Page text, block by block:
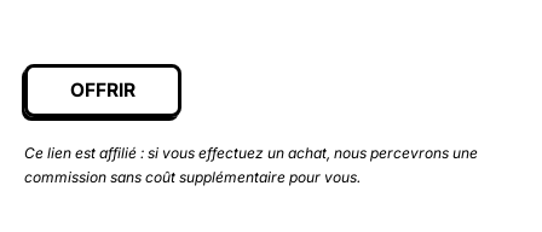
OFFRIR
Ce lien est affilié : si vous effectuez un achat, nous percevrons une
commission sans coût supplémentaire pour vous.